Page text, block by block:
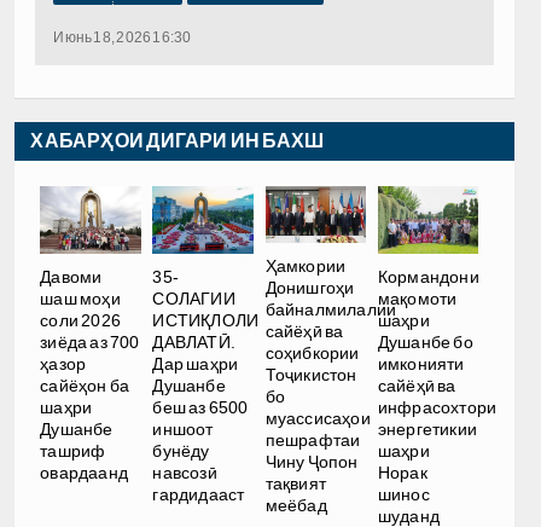
Июнь 18, 2026 16:30
ХАБАРҲОИ ДИГАРИ ИН БАХШ
Давоми
шаш моҳи
соли 2026
зиёда аз 700
ҳазор
сайёҳон ба
шаҳри
Душанбе
ташриф
овардаанд
35-
СОЛАГИИ
ИСТИҚЛОЛИ
ДАВЛАТӢ.
Дар шаҳри
Душанбе
беш аз 6500
иншоот
бунёду
навсозӣ
гардидааст
Ҳамкории
Донишгоҳи
байналмилалии
сайёҳӣ ва
соҳибкории
Тоҷикистон
бо
муассисаҳои
пешрафтаи
Чину Ҷопон
тақвият
меёбад
Кормандони
мақомоти
шаҳри
Душанбе бо
имконияти
сайёҳӣ ва
инфрасохтори
энергетикии
шаҳри
Норак
шинос
шуданд